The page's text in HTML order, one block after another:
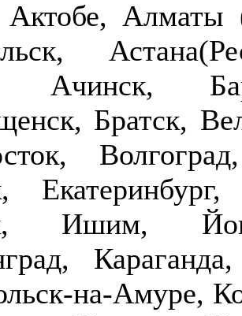
Актобе,
Ачинск,
Братск,
Ишим,
на-Амуре,